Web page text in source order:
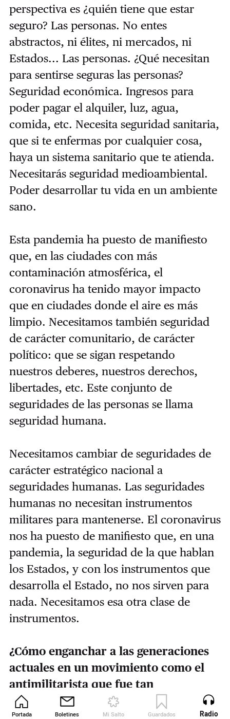
Portada Boletines Mi Salto Guardados Revista
perspectiva es ¿quién tiene que estar
seguro? Las personas. No entes
abstractos, ni élites, ni mercados, ni
Estados... Las personas. ¿Qué necesitan
para sentirse seguras las personas?
Seguridad económica. Ingresos para
poder pagar el alquiler, luz, agua,
comida, etc. Necesita seguridad sanitaria,
que si te enfermas por cualquier cosa,
haya un sistema sanitario que te atienda.
Necesitarás seguridad medioambiental.
Poder desarrollar tu vida en un ambiente
sano.
Esta pandemia ha puesto de manifiesto
que, en las ciudades con más
contaminación atmosférica, el
coronavirus ha tenido mayor impacto
que en ciudades donde el aire es más
limpio. Necesitamos también seguridad
de carácter comunitario, de carácter
político: que se sigan respetando
nuestros deberes, nuestros derechos,
libertades, etc. Este conjunto de
seguridades de las personas se llama
seguridad humana.
Necesitamos cambiar de seguridades de
carácter estratégico nacional a
seguridades humanas. Las seguridades
humanas no necesitan instrumentos
militares para mantenerse. El coronavirus
nos ha puesto de manifiesto que, en una
pandemia, la seguridad de la que hablan
los Estados, y con los instrumentos que
desarrolla el Estado, no nos sirven para
nada. Necesitamos esa otra clase de
instrumentos.
¿Cómo enganchar a las generaciones
actuales en un movimiento como el
antimilitarista que fue tan
determinante en los años 80?
Radio